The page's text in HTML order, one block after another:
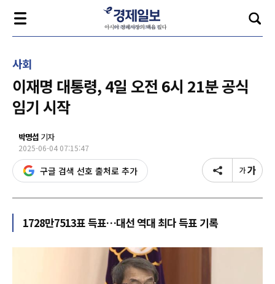
사회
이재명 대통령, 4일 오전 6시 21분 공식
임기 시작
박명섭 기자
2025-06-04 07:15:47
구글 검색 선호 출처로 추가
1728만7513표 득표…대선 역대 최다 득표 기록